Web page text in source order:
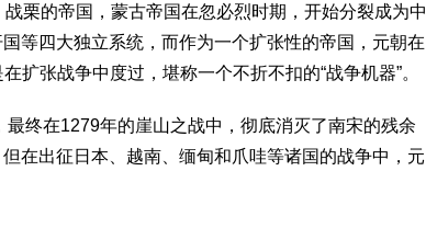
栗的帝国，蒙古帝国在忽必烈时期，开始分裂成为中
等四大独立系统，而作为一个扩张性的帝国，元朝在
扩张战争中度过，堪称一个不折不扣的“战争机器”。
终在1279年的崖山之战中，彻底消灭了南宋的残余
在出征日本、越南、缅甸和爪哇等诸国的战争中，元